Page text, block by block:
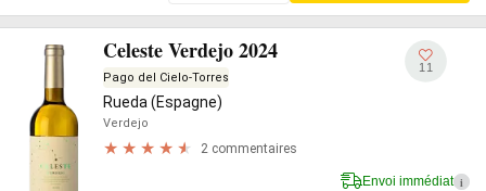
Celeste Verdejo 2024
Pago del Cielo-Torres
Rueda (Espagne)
Verdejo
2 commentaires
11
Envoi immédiat i